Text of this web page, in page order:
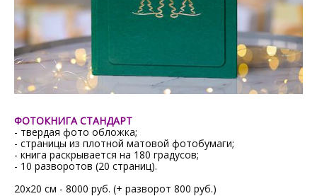
ФОТОКНИГА СТАНДАРТ
- твердая фото обложка;
- страницы из плотной матовой фотобумаги;
- книга раскрывается на 180 градусов;
- 10 разворотов (20 страниц).
20х20 см - 8000 руб. (+ разворот 800 руб.)